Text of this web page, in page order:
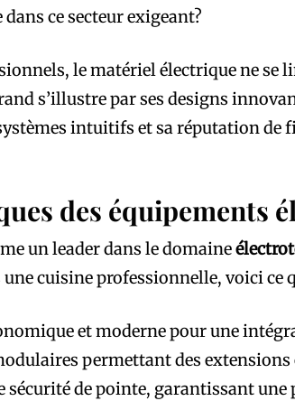
ce secteur exigeant?
le matériel électrique ne
s’illustre par ses designs
intuitifs et sa réputation
des équipements
un leader dans le domaine
cuisine professionnelle, voici ce
et moderne pour une
permettant des extensions
sécurité de pointe, garantissant